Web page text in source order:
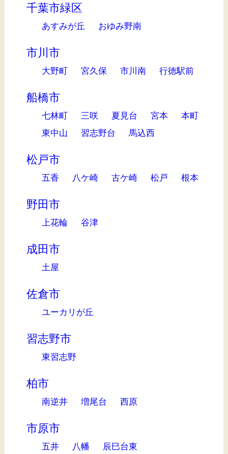
千葉市緑区
あすみが丘 おゆみ野南
市川市
大野町 宮久保 市川南 行徳駅前
船橋市
七林町 三咲 夏見台 宮本
本町
東中山
習志野台 馬込西
松戸市
五香 八ケ崎 古ケ崎 松戸 根本
野田市
上花輪 谷津
成田市
土屋
佐倉市
ユーカリが丘
習志野市
東習志野
柏市
南逆井 増尾台 西原
市原市
五井 八幡 辰巳台東